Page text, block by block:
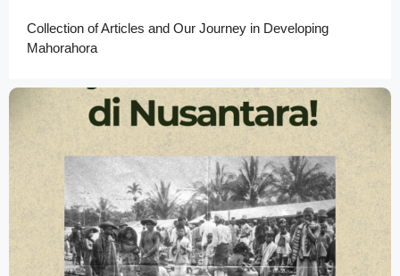
Collection of Articles and Our Journey in Developing
Mahorahora